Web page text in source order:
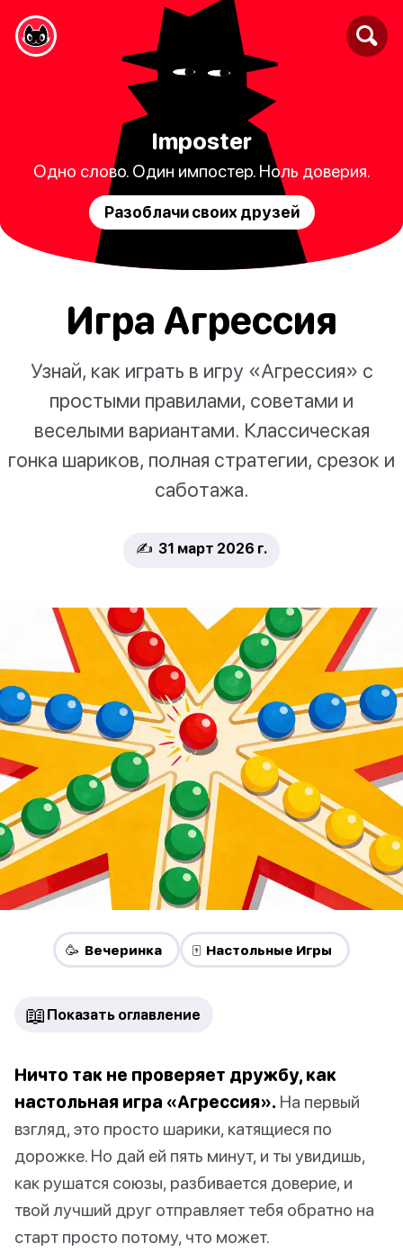
Imposter
Одно слово. Один импостер. Ноль доверия.
Разоблачи своих друзей
Игра Агрессия
Узнай, как играть в игру «Агрессия» с
простыми правилами, советами и
веселыми вариантами. Классическая
гонка шариков, полная стратегии, срезок и
саботажа.
✍️ 31 март 2026 г.
🥳 Вечеринка 🀄 Настольные Игры
📖 Показать оглавление
Ничто так не проверяет дружбу, как
настольная игра «Агрессия». На первый
взгляд, это просто шарики, катящиеся по
дорожке. Но дай ей пять минут, и ты увидишь,
как рушатся союзы, разбивается доверие, и
твой лучший друг отправляет тебя обратно на
старт просто потому, что может.